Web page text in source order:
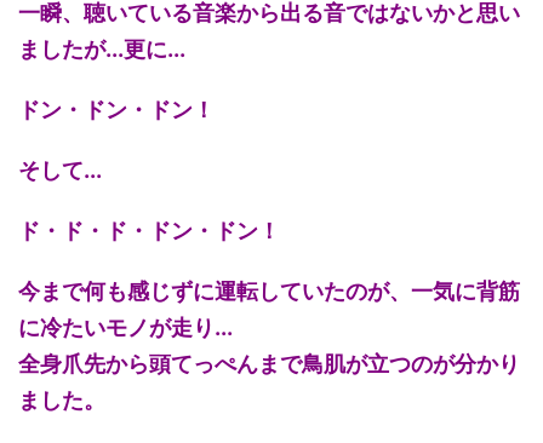
一瞬、聴いている音楽から出る音ではないかと思い
ましたが...更に...
ドン・ドン・ドン！
そして...
ド・ド・ド・ドン・ドン！
今まで何も感じずに運転していたのが、一気に背筋
に冷たいモノが走り...
全身爪先から頭てっぺんまで鳥肌が立つのが分かり
ました。